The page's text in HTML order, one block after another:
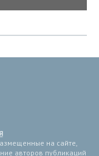
на сайте,
авторов публикаций